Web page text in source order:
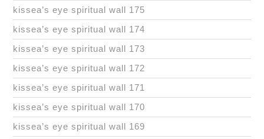
kissea’s eye spiritual wall 175
kissea’s eye spiritual wall 174
kissea’s eye spiritual wall 173
kissea’s eye spiritual wall 172
kissea’s eye spiritual wall 171
kissea’s eye spiritual wall 170
kissea’s eye spiritual wall 169